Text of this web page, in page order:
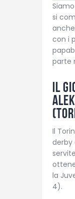
si
con i
parte
Il
Il
derby
la
4).